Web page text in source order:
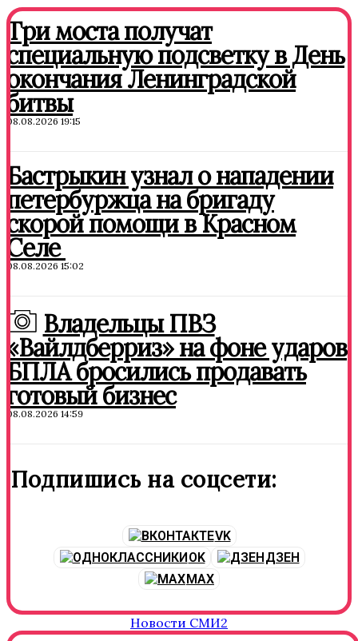
Три моста получат
специальную подсветку в День
окончания Ленинградской
битвы
08.08.2026 19:15
Бастрыкин узнал о нападении
петербуржца на бригаду
скорой помощи в Красном
Селе
08.08.2026 15:02
Владельцы ПВЗ
«Вайлдберриз» на фоне ударов
БПЛА бросились продавать
готовый бизнес
08.08.2026 14:59
Подпишись на соцсети:
VK
OK
ДЗЕН
MAX
Новости СМИ2